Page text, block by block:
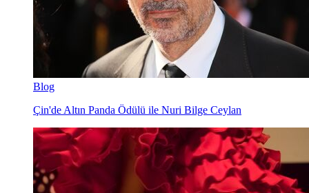
Blog
Çin'de Altın Panda Ödülü ile Nuri Bilge Ceylan